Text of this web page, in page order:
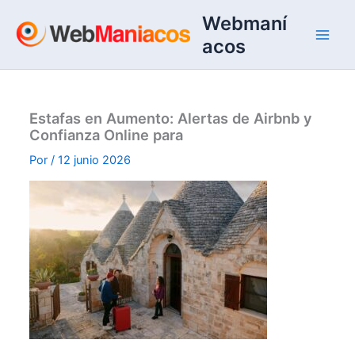
contenido
Webmaní
acos
Estafas en Aumento: Alertas de Airbnb y
Confianza Online para
Por/12 junio 2026